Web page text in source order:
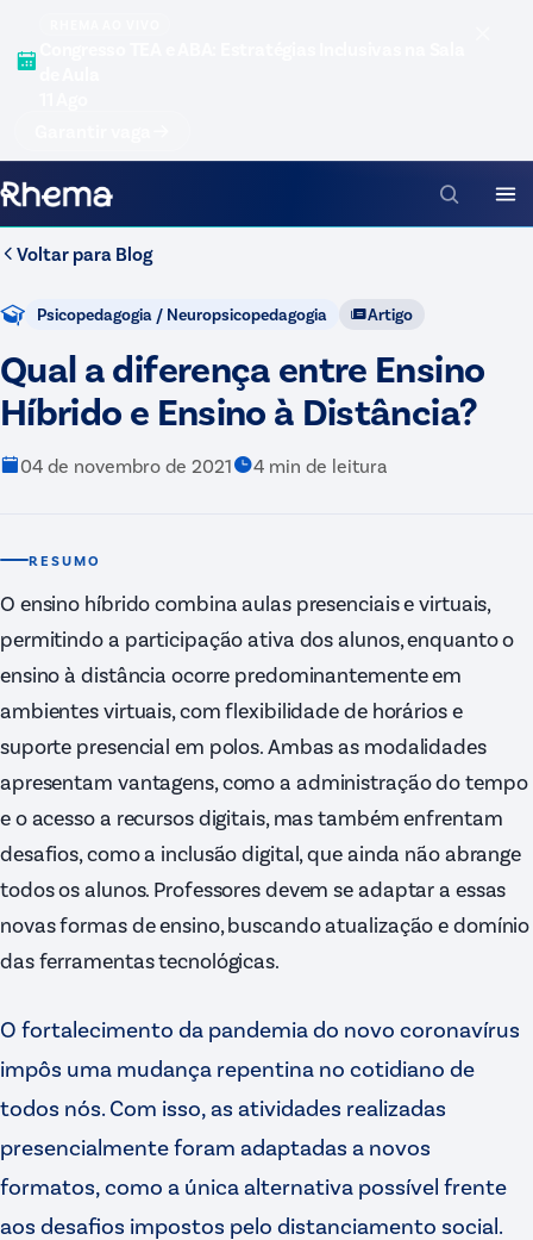
Voltar para Blog
Psicopedagogia / Neuropsicopedagogia Artigo
Qual a diferença entre Ensino
Híbrido e Ensino à Distância?
04 de novembro de 2021 4 min de leitura
RESUMO
O ensino híbrido combina aulas presenciais e virtuais,
permitindo a participação ativa dos alunos, enquanto o
ensino à distância ocorre predominantemente em
ambientes virtuais, com flexibilidade de horários e
suporte presencial em polos. Ambas as modalidades
apresentam vantagens, como a administração do tempo
e o acesso a recursos digitais, mas também enfrentam
desafios, como a inclusão digital, que ainda não abrange
todos os alunos. Professores devem se adaptar a essas
novas formas de ensino, buscando atualização e domínio
das ferramentas tecnológicas.
O fortalecimento da pandemia do novo coronavírus
impôs uma mudança repentina no cotidiano de
todos nós. Com isso, as atividades realizadas
presencialmente foram adaptadas a novos
formatos, como a única alternativa possível frente
aos desafios impostos pelo distanciamento social.